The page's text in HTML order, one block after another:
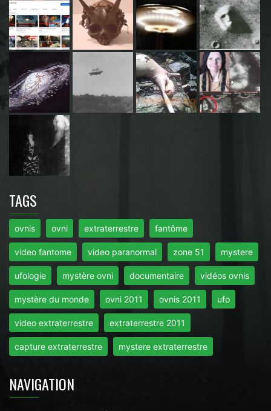
TAGS
ovnis ovni extraterrestre fantôme
video fantome video paranormal zone 51 mystere
ufologie mystère ovni documentaire vidéos ovnis
mystère du monde ovni 2011 ovnis 2011 ufo
video extraterrestre extraterrestre 2011
capture extraterrestre mystere extraterrestre
NAVIGATION